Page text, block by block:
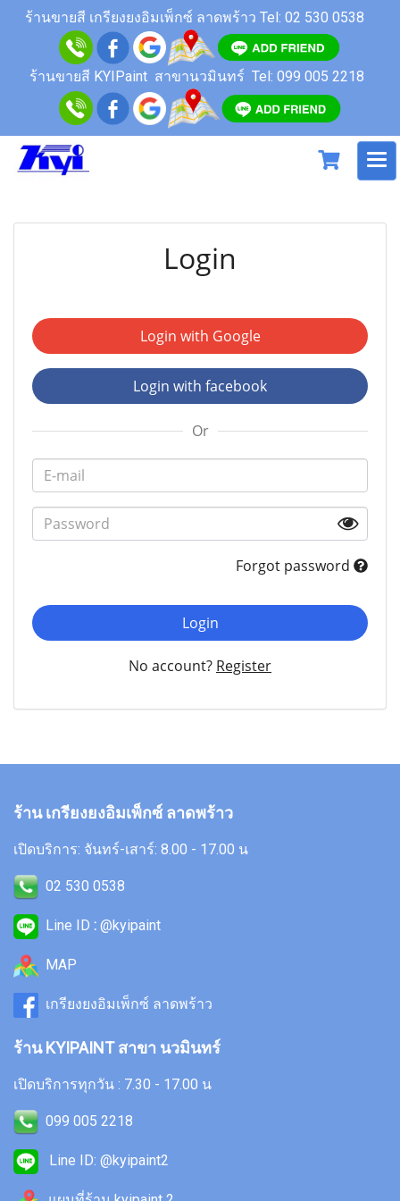
ร้านขายสี เกรียงยงอิมเพ็กซ์ ลาดพร้าว Tel: 02 530 0538
ร้านขายสี KYIPaint สาขานวมินทร์ Tel: 099 005 2218
Login
Login with Google
Login with facebook
Or
Forgot password
Login
No account? Register
ร้าน เกรียงยงอิมเพ็กซ์ ลาดพร้าว
เปิดบริการ: จันทร์-เสาร์: 8.00 - 17.00 น
02 530 0538
Line ID : @kyipaint
MAP
เกรียงยงอิมเพ็กซ์ ลาดพร้าว
ร้าน KYIPAINT สาขา นวมินทร์
เปิดบริการทุกวัน : 7.30 - 17.00 น
099 005 2218
Line ID: @kyipaint2